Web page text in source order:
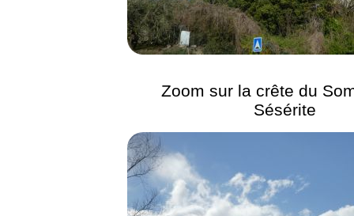
Zoom sur la crête du
Sésérite